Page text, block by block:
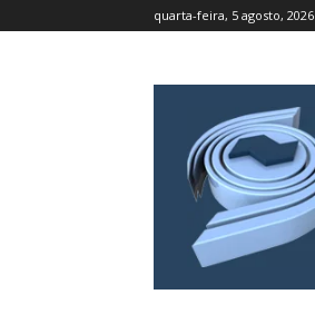
quarta-feira, 5 agosto, 2026